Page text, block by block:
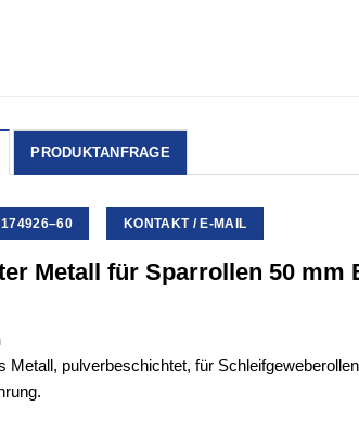
PRODUKTANFRAGE
KONTAKT / E-MAIL
Metall für Sparrollen 50 mm
Metall, pulverbeschichtet, für